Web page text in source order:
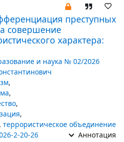
преступных
совершение
характера:
и наука № 02/2026
,
,
,
,
, террористическое объединение
2-20-26 Аннотация